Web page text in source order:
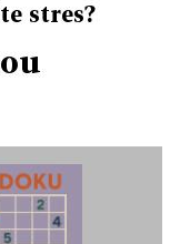
stres?